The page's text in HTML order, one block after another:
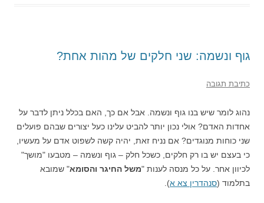
גוף ונשמה: שני חלקים של מהות אחת?
כתיבת תגובה
נהוג לומר שיש בנו גוף ונשמה. אבל אם כך, האם בכלל ניתן לדבר על
אחדות האדם? אולי נכון יותר להביט עלינו כעל יצורים שבהם פועלים
שני כוחות מנוגדים? אם נניח זאת, יהיה קשה לשפוט אדם על מעשיו,
כי בעצם יש בו רק חלקים, כשכל חלק – גוף ונשמה – מטבעו "מושך"
לכיוון אחר. על כל מנסה לענות "משל החיגר והסומא" שמובא
בתלמוד (סנהדרין צא א).